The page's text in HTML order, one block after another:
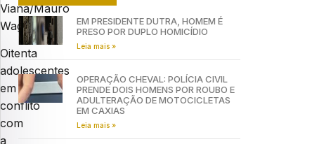
Viana/Mauro
Wagner
Oitenta
adolescentes
em
conflito
com
a
EM PRESIDENTE DUTRA, HOMEM É
PRESO POR DUPLO HOMICÍDIO
Leia mais »
OPERAÇÃO CHEVAL: POLÍCIA CIVIL
PRENDE DOIS HOMENS POR ROUBO E
ADULTERAÇÃO DE MOTOCICLETAS
EM CAXIAS
Leia mais »